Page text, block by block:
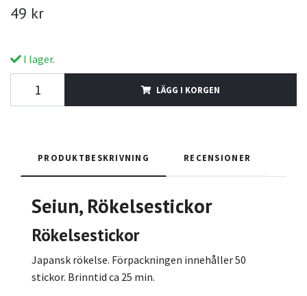
49 kr
I lager.
LÄGG I KORGEN
PRODUKTBESKRIVNING RECENSIONER
Seiun, Rökelsestickor
Rökelsestickor
Japansk rökelse. Förpackningen innehåller 50
stickor. Brinntid ca 25 min.